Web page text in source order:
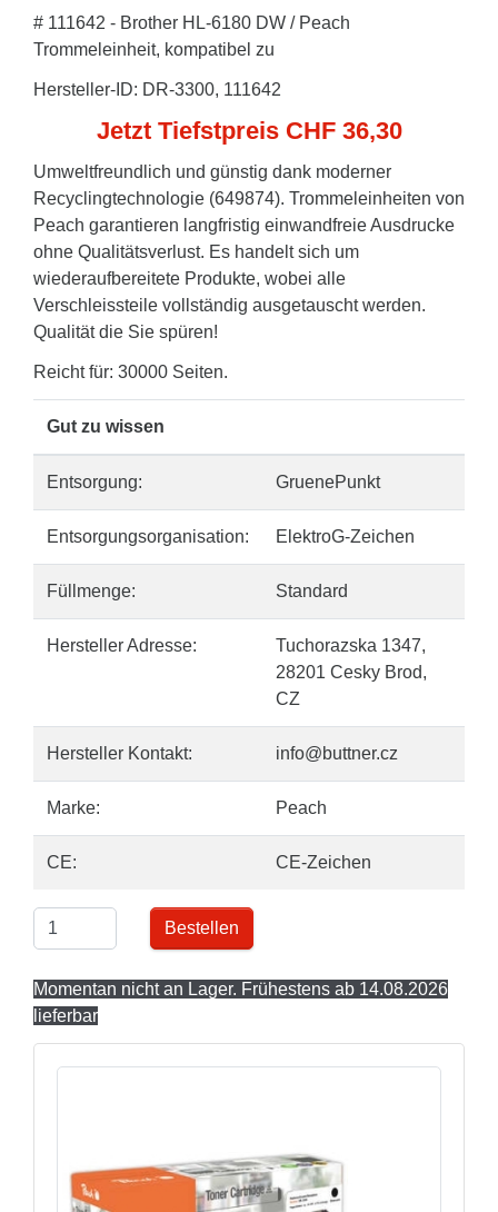
# 111642 - Brother HL-6180 DW / Peach
Trommeleinheit, kompatibel zu
Hersteller-ID: DR-3300, 111642
Jetzt Tiefstpreis CHF 36,30
Umweltfreundlich und günstig dank moderner
Recyclingtechnologie (649874). Trommeleinheiten von
Peach garantieren langfristig einwandfreie Ausdrucke
ohne Qualitätsverlust. Es handelt sich um
wiederaufbereitete Produkte, wobei alle
Verschleissteile vollständig ausgetauscht werden.
Qualität die Sie spüren!
Reicht für: 30000 Seiten.
Gut zu wissen
Entsorgung: GruenePunkt
Entsorgungsorganisation: ElektroG-Zeichen
Füllmenge: Standard
Hersteller Adresse:
Tuchorazska 1347,
28201 Cesky Brod,
CZ
Hersteller Kontakt: info@buttner.cz
Marke: Peach
CE: CE-Zeichen
Bestellen
Momentan nicht an Lager. Frühestens ab 14.08.2026
lieferbar